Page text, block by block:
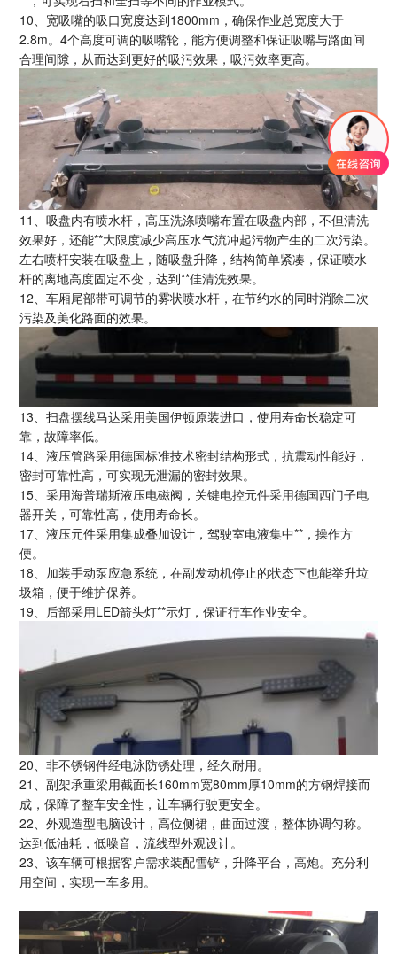
10、宽吸嘴的吸口宽度达到1800mm，确保作业总宽度大于
2.8m。4个高度可调的吸嘴轮，能方便调整和保证吸嘴与路面间
合理间隙，从而达到更好的吸污效果，吸污效率更高。
11、吸盘内有喷水杆，高压洗涤喷嘴布置在吸盘内部，不但清洗
效果好，还能**大限度减少高压水气流冲起污物产生的二次污染。
左右喷杆安装在吸盘上，随吸盘升降，结构简单紧凑，保证喷水
杆的离地高度固定不变，达到**佳清洗效果。
12、车厢尾部带可调节的雾状喷水杆，在节约水的同时消除二次
污染及美化路面的效果。
13、扫盘摆线马达采用美国伊顿原装进口，使用寿命长稳定可
靠，故障率低。
14、液压管路采用德国标准技术密封结构形式，抗震动性能好，
密封可靠性高，可实现无泄漏的密封效果。
15、采用海普瑞斯液压电磁阀，关键电控元件采用德国西门子电
器开关，可靠性高，使用寿命长。
17、液压元件采用集成叠加设计，驾驶室电液集中**，操作方
便。
18、加装手动泵应急系统，在副发动机停止的状态下也能举升垃
圾箱，便于维护保养。
19、 后部采用LED箭头灯**示灯，保证行车作业安全。
20、非不锈钢件经电泳防锈处理，经久耐用。
21、副架承重梁用截面长160mm宽80mm厚10mm的方钢焊接而
成，保障了整车安全性，让车辆行驶更安全。
22、外观造型电脑设计，高位侧裙，曲面过渡，整体协调匀称。
达到低油耗，低噪音，流线型外观设计。
23、该车辆可根据客户需求装配雪铲，升降平台，高炮。充分利
用空间，实现一车多用。